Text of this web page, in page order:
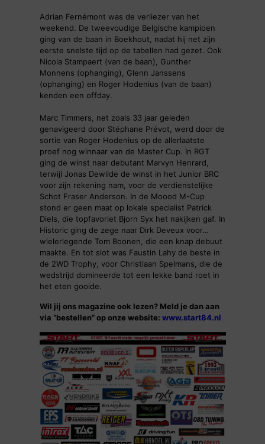
Adrian Fernémont was de verliezer van het
weekend. De tweevoudige Belgische kampioen
ging van de baan in Boekhout, nadat hij net zijn
eerste snelste tijd op de tabellen had gezet. Ook
Nicola Stampaert (van de baan), Gunther
Monnens (ophanging), Glenn Janssens
(ophanging) en Roger Hodenius (van de baan)
kenden een offday.
Marc Timmers, net zoals 33 jaar geleden
genavigeerd door Stéphane Prévot, werd door de
sortie van Roger Hodenius op de allerlaatste
proef nog winnaar van de Master Cup. In RGT
ging de winst naar debutant Marvyn Henrard,
terwijl Jonas Dewilde de winst in het Junior BRC
voor zijn rekening nam, voor de verdienstelijke
Schot Fraser Anderson. In de Moood M-Cup
stond er geen maat op lokale specialist Patrick
Diels, die topfavoriet Bjorn Syx het nakijken gaf. In
Historic ging de zege naar Dirk Deveux voor…
wielerlegende Tom Boonen, die een knap debuut
maakte. En tot slot was Faustin Lahy de beste in
de 2WD Trophy, voor Christiaan Spelmans, die de
wedstrijd domineerde tot een lekke band roet in
het eten gooide.
Wil jij ons magazine ook lezen? Meld je dan aan
via “bestellen” op onze website: www.start84.nl